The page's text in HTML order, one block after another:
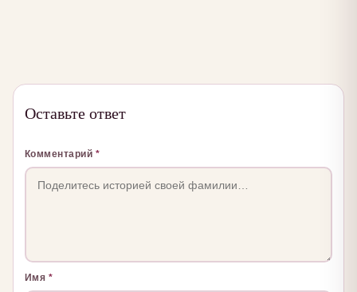
Оставьте ответ
Комментарий *
Имя *